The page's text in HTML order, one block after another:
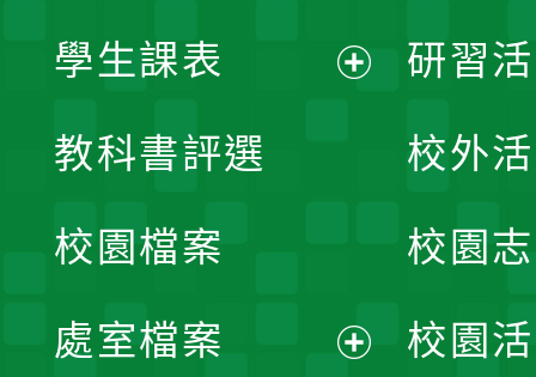
學生課表
單
教科書評選
校園檔案
處室檔案
研習
校外
校園
校園